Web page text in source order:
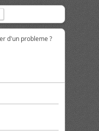
d'un probleme ?